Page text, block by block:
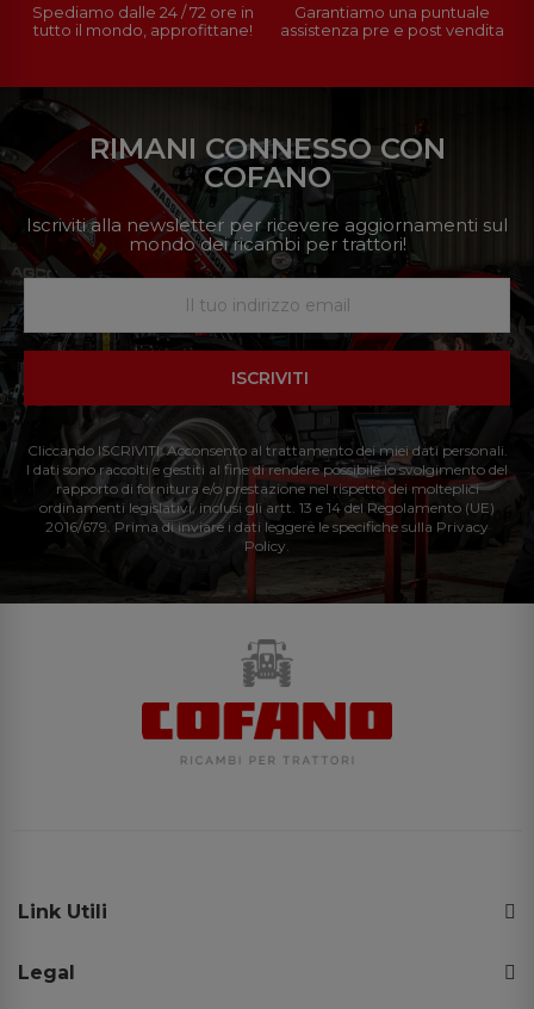
Spediamo dalle 24 / 72 ore in
tutto il mondo, approfittane!
Garantiamo una puntuale
assistenza pre e post vendita
RIMANI CONNESSO CON
COFANO
Iscriviti alla newsletter per ricevere aggiornamenti sul
mondo dei ricambi per trattori!
ISCRIVITI
Cliccando ISCRIVITI: Acconsento al trattamento dei miei dati personali.
I dati sono raccolti e gestiti al fine di rendere possibile lo svolgimento del
rapporto di fornitura e/o prestazione nel rispetto dei molteplici
ordinamenti legislativi, inclusi gli artt. 13 e 14 del Regolamento (UE)
2016/679. Prima di inviare i dati leggere le specifiche sulla Privacy
Policy.
Link Utili
Legal